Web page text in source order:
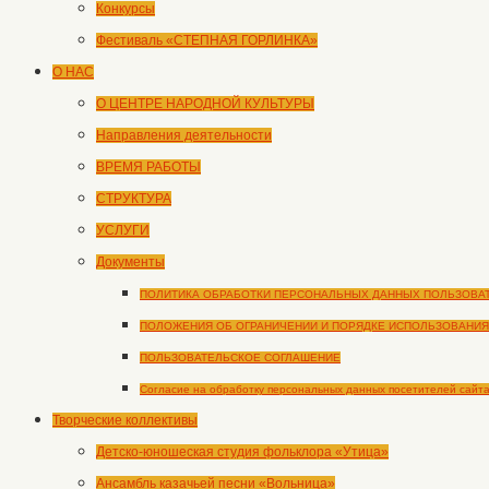
Конкурсы
Фестиваль «СТЕПНАЯ ГОРЛИНКА»
О НАС
О ЦЕНТРЕ НАРОДНОЙ КУЛЬТУРЫ
Направления деятельности
ВРЕМЯ РАБОТЫ
СТРУКТУРА
УСЛУГИ
Документы
ПОЛИТИКА ОБРАБОТКИ ПЕРСОНАЛЬНЫХ ДАННЫХ
ПОЛОЖЕНИЯ ОБ ОГРАНИЧЕНИИ И ПОРЯДКЕ
ПОЛЬЗОВАТЕЛЬСКОЕ СОГЛАШЕНИЕ
Согласие на обработку персональных данных посетителей сайта
Творческие коллективы
Детско-юношеская студия фольклора «Утица»
Ансамбль казачьей песни «Вольница»